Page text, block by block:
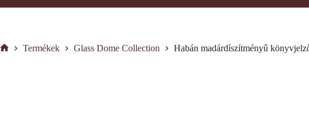
Termékek Glass Dome Collection Habán madárdíszítményű